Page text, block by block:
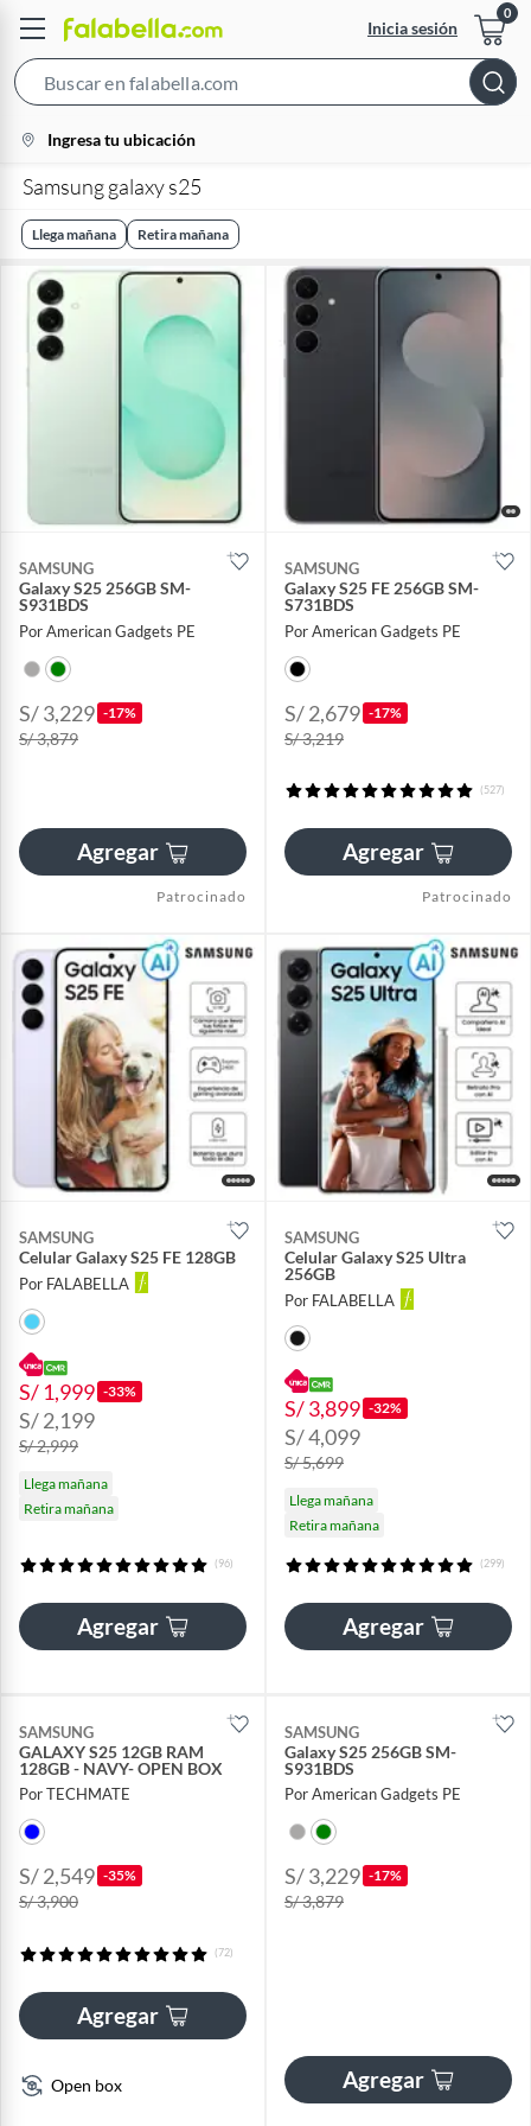
Inicia sesión
Bar
location-
icon
Ingresa tu ubicación
Samsung galaxy s25
Llega mañana Retira mañana
SAMSUNG
Galaxy S25 256GB SM-
S931BDS
Por American Gadgets PE
S/ 3,229 -17%
S/ 3,879
Agregar
Patrocinado
SAMSUNG
Galaxy S25 FE 256GB SM-
S731BDS
Por American Gadgets PE
S/ 2,679 -17%
S/ 3,219
(527)
Agregar
Patrocinado
SAMSUNG
Celular Galaxy S25 FE 128GB
Por FALABELLA
S/ 1,999 -33%
S/ 2,199
S/ 2,999
Llega mañana
Retira mañana
(96)
Agregar
SAMSUNG
Celular Galaxy S25 Ultra
256GB
Por FALABELLA
S/ 3,899 -32%
S/ 4,099
S/ 5,699
Llega mañana
Retira mañana
(299)
Agregar
SAMSUNG
GALAXY S25 12GB RAM
128GB - NAVY- OPEN BOX
Por TECHMATE
S/ 2,549 -35%
S/ 3,900
(72)
Agregar
Open box
SAMSUNG
Galaxy S25 256GB SM-
S931BDS
Por American Gadgets PE
S/ 3,229 -17%
S/ 3,879
Agregar